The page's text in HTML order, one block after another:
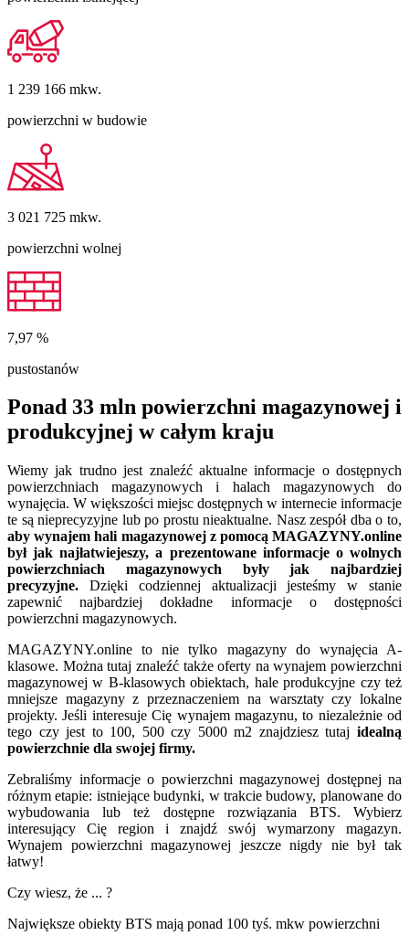
1 239 166 mkw.
powierzchni w budowie
3 021 725 mkw.
powierzchni wolnej
7,97 %
pustostanów
Ponad 33 mln powierzchni magazynowej i
produkcyjnej w całym kraju
Wiemy jak trudno jest znaleźć aktualne informacje o dostępnych
powierzchniach magazynowych i halach magazynowych do
wynajęcia. W większości miejsc dostępnych w internecie informacje
te są nieprecyzyjne lub po prostu nieaktualne. Nasz zespół dba o to,
aby wynajem hali magazynowej z pomocą MAGAZYNY.online
był jak najłatwiejeszy, a prezentowane informacje o wolnych
powierzchniach magazynowych były jak najbardziej
precyzyjne. Dzięki codziennej aktualizacji jesteśmy w stanie
zapewnić najbardziej dokładne informacje o dostępności
powierzchni magazynowych.
MAGAZYNY.online to nie tylko magazyny do wynajęcia A-
klasowe. Można tutaj znaleźć także oferty na wynajem powierzchni
magazynowej w B-klasowych obiektach, hale produkcyjne czy też
mniejsze magazyny z przeznaczeniem na warsztaty czy lokalne
projekty. Jeśli interesuje Cię wynajem magazynu, to niezależnie od
tego czy jest to 100, 500 czy 5000 m2 znajdziesz tutaj idealną
powierzchnie dla swojej firmy.
Zebraliśmy informacje o powierzchni magazynowej dostępnej na
różnym etapie: istniejące budynki, w trakcie budowy, planowane do
wybudowania lub też dostępne rozwiązania BTS. Wybierz
interesujący Cię region i znajdź swój wymarzony magazyn.
Wynajem powierzchni magazynowej jeszcze nigdy nie był tak
łatwy!
Czy wiesz, że ... ?
Największe obiekty BTS mają ponad 100 tyś. mkw powierzchni